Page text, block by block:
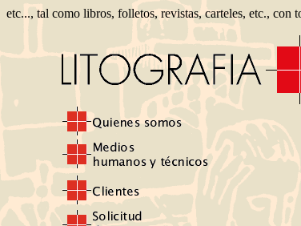
etc..., tal como libros, folletos, revistas, carteles, etc., con